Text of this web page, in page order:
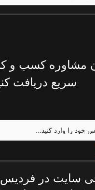
مشاوره کسب و
سریع دریافت
سایت در فردیس